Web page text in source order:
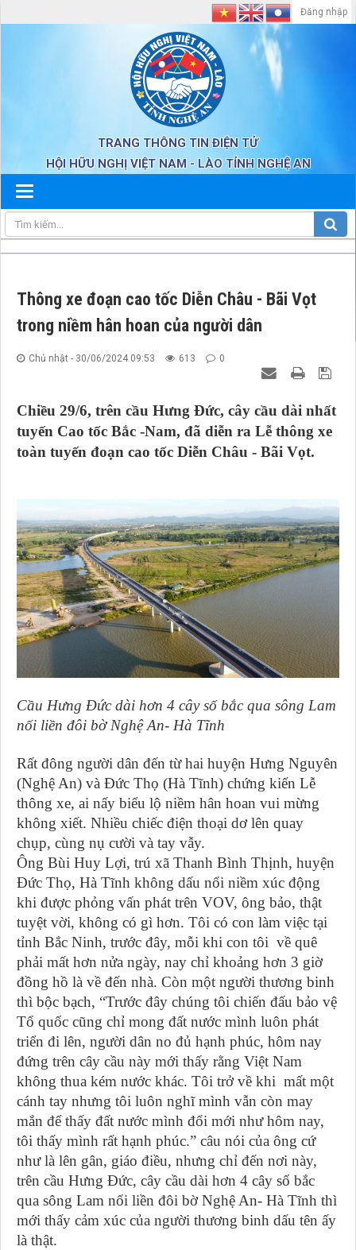
TRANG THÔNG TIN ĐIỆN TỬ
HỘI HỮU NGHỊ VIỆT NAM - LÀO TỈNH NGHỆ AN
Đăng nhập
Thông xe đoạn cao tốc Diễn Châu - Bãi Vọt
trong niềm hân hoan của người dân
Chủ nhật - 30/06/2024 09:53 613 0
Chiều 29/6, trên cầu Hưng Đức, cây cầu dài nhất
tuyến Cao tốc Bắc -Nam, đã diễn ra Lễ thông xe
toàn tuyến đoạn cao tốc Diễn Châu - Bãi Vọt.
Cầu Hưng Đức dài hơn 4 cây số bắc qua sông Lam
nối liền đôi bờ Nghệ An- Hà Tĩnh
Rất đông người dân đến từ hai huyện Hưng Nguyên
(Nghệ An) và Đức Thọ (Hà Tĩnh) chứng kiến Lễ
thông xe, ai nấy biểu lộ niềm hân hoan vui mừng
không xiết. Nhiều chiếc điện thoại dơ lên quay
chụp, cùng nụ cười và tay vẫy.
Ông Bùi Huy Lợi, trú xã Thanh Bình Thịnh, huyện
Đức Thọ, Hà Tĩnh không dấu nổi niềm xúc động
khi được phỏng vấn phát trên VOV, ông bảo, thật
tuyệt vời, không có gì hơn. Tôi có con làm việc tại
tỉnh Bắc Ninh, trước đây, mỗi khi con tôi về quê
phải mất hơn nửa ngày, nay chỉ khoảng hơn 3 giờ
đồng hồ là về đến nhà. Còn một người thương binh
thì bộc bạch, “Trước đây chúng tôi chiến đấu bảo vệ
Tổ quốc cũng chỉ mong đất nước mình luôn phát
triển đi lên, người dân no đủ hạnh phúc, hôm nay
đứng trên cây cầu này mới thấy rằng Việt Nam
không thua kém nước khác. Tôi trở về khi mất một
cánh tay nhưng tôi luôn nghĩ mình vẫn còn may
mắn để thấy đất nước mình đổi mới như hôm nay,
tôi thấy mình rất hạnh phúc.” câu nói của ông cứ
như là lên gân, giáo điều, nhưng chỉ đến nơi này,
trên cầu Hưng Đức, cây cầu dài hơn 4 cây số bắc
qua sông Lam nối liền đôi bờ Nghệ An- Hà Tĩnh thì
mới thấy cảm xúc của người thương binh dấu tên ấy
là thật.